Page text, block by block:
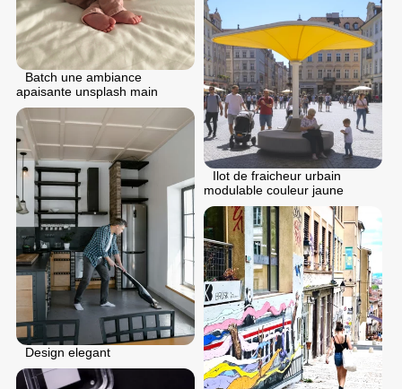
Batch une ambiance
apaisante unsplash main
Ilot de fraicheur urbain
modulable couleur jaune
Design elegant